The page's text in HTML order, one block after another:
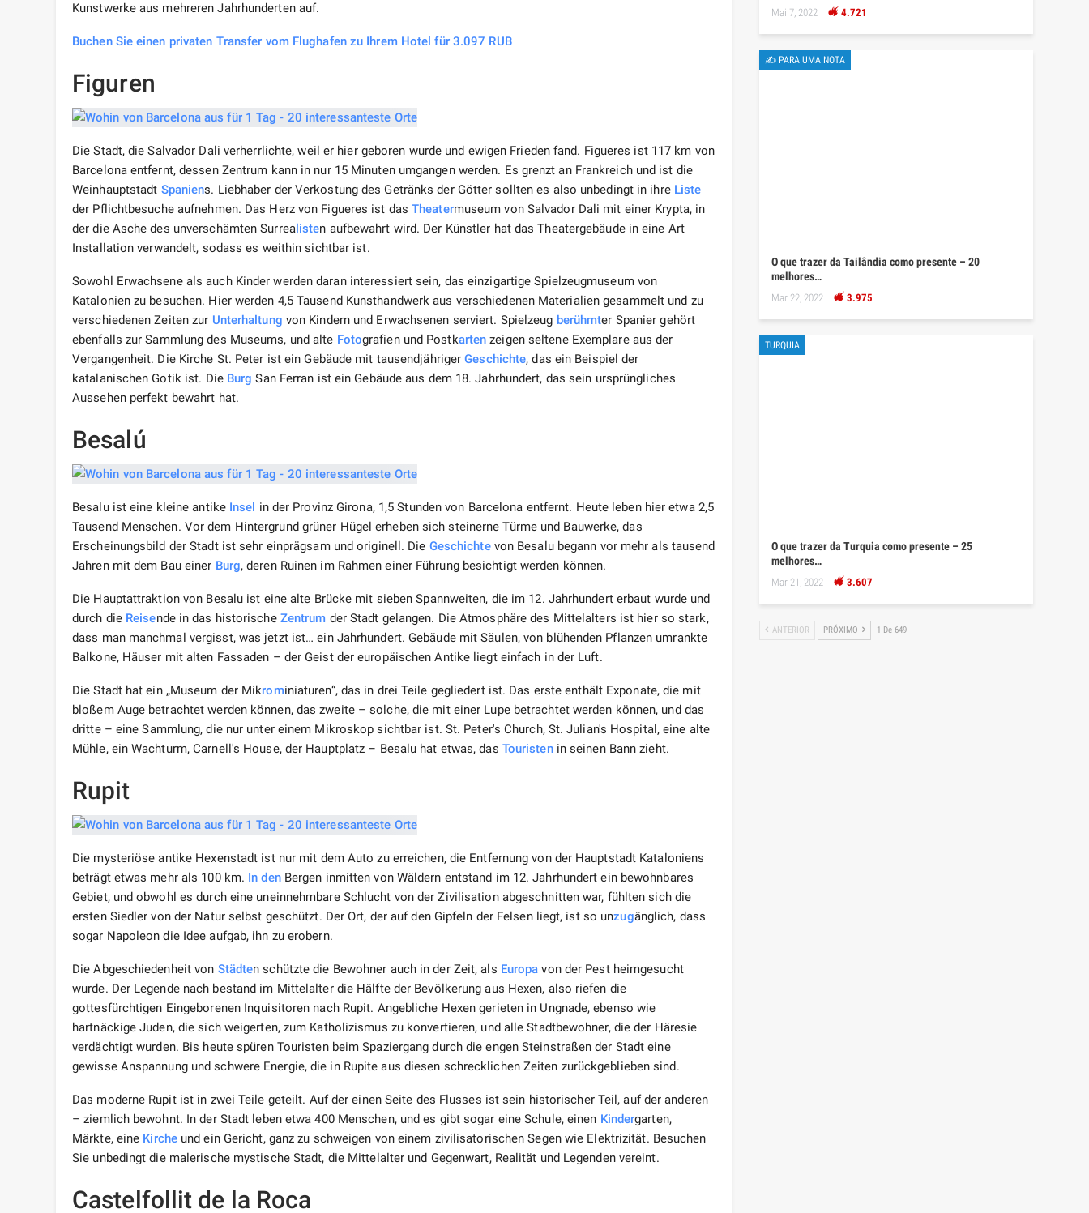
Kunstwerke aus mehreren Jahrhunderten auf.
Buchen Sie einen privaten Transfer vom Flughafen zu Ihrem Hotel für 3.097 RUB
Figuren
Die Stadt, die Salvador Dali verherrlichte, weil er hier geboren wurde und ewigen Frieden fand. Figueres ist 117 km von
Barcelona entfernt, dessen Zentrum kann in nur 15 Minuten umgangen werden. Es grenzt an Frankreich und ist die
Weinhauptstadt Spaniens. Liebhaber der Verkostung des Getränks der Götter sollten es also unbedingt in ihre Liste
der Pflichtbesuche aufnehmen. Das Herz von Figueres ist dasTheatermuseum von Salvador Dali mit einer Krypta, in
der die Asche des unverschämten Surrealisten aufbewahrt wird. Der Künstler hat das Theatergebäude in eine Art
Installation verwandelt, sodass es weithin sichtbar ist.
Sowohl Erwachsene als auch Kinder werden daran interessiert sein, das einzigartige Spielzeugmuseum von
Katalonien zu besuchen. Hier werden 4,5 Tausend Kunsthandwerk aus verschiedenen Materialien gesammelt und zu
verschiedenen Zeiten zur Unterhaltung von Kindern und Erwachsenen serviert. Spielzeug berühmter Spanier gehört
ebenfalls zur Sammlung des Museums, und alte Fotografien und Postkarten zeigen seltene Exemplare aus der
Vergangenheit. Die Kirche St. Peter ist ein Gebäude mit tausendjährigerGeschichte, das ein Beispiel der
katalanischen Gotik ist. Die Burg San Ferran ist ein Gebäude aus dem 18. Jahrhundert, das sein ursprüngliches
Aussehen perfekt bewahrt hat.
Besalú
Besalu ist eine kleine antike Insel in der Provinz Girona, 1,5 Stunden von Barcelona entfernt. Heute leben hier etwa 2,5
Tausend Menschen. Vor dem Hintergrund grüner Hügel erheben sich steinerne Türme und Bauwerke, das
Erscheinungsbild der Stadt ist sehr einprägsam und originell. Die Geschichtevon Besalu begann vor mehr als tausend
Jahren mit dem Bau einer Burg, deren Ruinen im Rahmen einer Führung besichtigt werden können.
Die Hauptattraktion von Besalu ist eine alte Brücke mit sieben Spannweiten, die im 12. Jahrhundert erbaut wurde und
durch die Reisende in das historische Zentrum der Stadt gelangen. Die Atmosphäre des Mittelalters ist hier so stark,
dass man manchmal vergisst, was jetzt ist… ein Jahrhundert. Gebäude mit Säulen, von blühenden Pflanzen umrankte
Balkone, Häuser mit alten Fassaden – der Geist der europäischen Antike liegt einfach in der Luft.
Die Stadt hat ein „Museum der Mikrominiaturen“, das in drei Teile gegliedert ist. Das erste enthält Exponate, die mit
bloßem Auge betrachtet werden können, das zweite – solche, die mit einer Lupe betrachtet werden können, und das
dritte – eine Sammlung, die nur unter einem Mikroskop sichtbar ist. St. Peter's Church, St. Julian's Hospital, eine alte
Mühle, ein Wachturm, Carnell's House, der Hauptplatz – Besalu hat etwas, das Touristenin seinen Bann zieht.
Rupit
Die mysteriöse antike Hexenstadt ist nur mit dem Auto zu erreichen, die Entfernung von der Hauptstadt Kataloniens
beträgt etwas mehr als 100 km. In denBergen inmitten von Wäldern entstand im 12. Jahrhundert ein bewohnbares
Gebiet, und obwohl es durch eine uneinnehmbare Schlucht von der Zivilisation abgeschnitten war, fühlten sich die
ersten Siedler von der Natur selbst geschützt. Der Ort, der auf den Gipfeln der Felsen liegt, ist so unzugänglich, dass
sogar Napoleon die Idee aufgab, ihn zu erobern.
Die Abgeschiedenheit von Städten schützte die Bewohner auch in der Zeit, als Europa von der Pest heimgesucht
wurde. Der Legende nach bestand im Mittelalter die Hälfte der Bevölkerung aus Hexen, also riefen die
gottesfürchtigen Eingeborenen Inquisitoren nach Rupit. Angebliche Hexen gerieten in Ungnade, ebenso wie
hartnäckige Juden, die sich weigerten, zum Katholizismus zu konvertieren, und alle Stadtbewohner, die der Häresie
verdächtigt wurden. Bis heute spüren Touristen beim Spaziergang durch die engen Steinstraßen der Stadt eine
gewisse Anspannung und schwere Energie, die in Rupite aus diesen schrecklichen Zeiten zurückgeblieben sind.
Das moderne Rupit ist in zwei Teile geteilt. Auf der einen Seite des Flusses ist sein historischer Teil, auf der anderen
– ziemlich bewohnt. In der Stadt leben etwa 400 Menschen, und es gibt sogar eine Schule, einen Kindergarten,
Märkte, eine Kircheund ein Gericht, ganz zu schweigen von einem zivilisatorischen Segen wie Elektrizität. Besuchen
Sie unbedingt die malerische mystische Stadt, die Mittelalter und Gegenwart, Realität und Legenden vereint.
Castelfollit de la Roca
Mai 7, 2022 4.721
✍ PARA UMA NOTA
O que trazer da Tailândia como presente – 20
melhores…
Mar 22, 2022 3.975
TURQUIA
O que trazer da Turquia como presente – 25
melhores…
Mar 21, 2022 3.607
ANTERIOR PRÓXIMO 1 De 649